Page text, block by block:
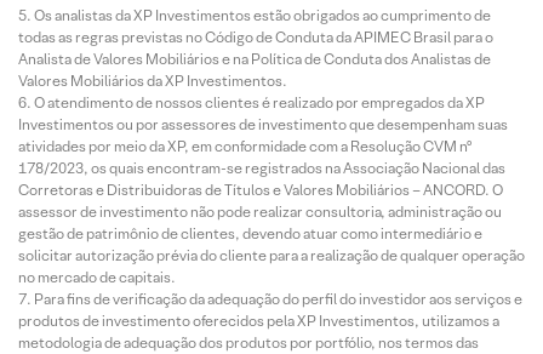
Os analistas da XP Investimentos estão obrigados ao cumprimento de
todas as regras previstas no Código de Conduta da APIMEC Brasil para o
Analista de Valores Mobiliários e na Política de Conduta dos Analistas de
Valores Mobiliários da XP Investimentos.
O atendimento de nossos clientes é realizado por empregados da XP
Investimentos ou por assessores de investimento que desempenham suas
atividades por meio da XP, em conformidade com a Resolução CVM nº
178/2023, os quais encontram-se registrados na Associação Nacional das
Corretoras e Distribuidoras de Títulos e Valores Mobiliários – ANCORD. O
assessor de investimento não pode realizar consultoria, administração ou
gestão de patrimônio de clientes, devendo atuar como intermediário e
solicitar autorização prévia do cliente para a realização de qualquer operação
no mercado de capitais.
Para fins de verificação da adequação do perfil do investidor aos serviços e
produtos de investimento oferecidos pela XP Investimentos, utilizamos a
metodologia de adequação dos produtos por portfólio, nos termos das